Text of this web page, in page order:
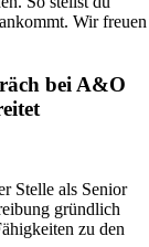
Wir freuen
bei A&O
Stelle als Senior
gründlich
zu den